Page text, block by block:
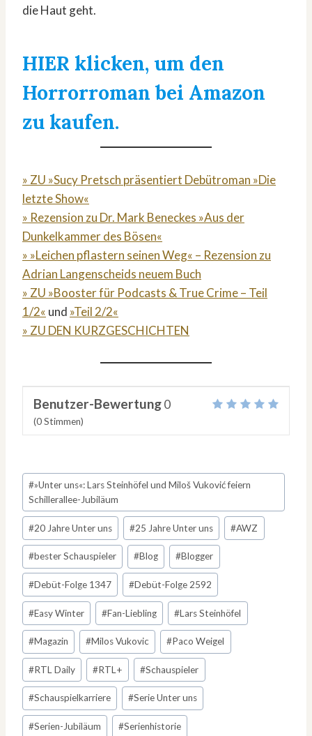
die Haut geht.
HIER klicken, um den
Horrorroman bei Amazon
zu kaufen.
» ZU »Sucy Pretsch präsentiert Debütroman »Die
letzte Show«
» Rezension zu Dr. Mark Beneckes »Aus der
Dunkelkammer des Bösen«
» »Leichen pflastern seinen Weg« – Rezension zu
Adrian Langenscheids neuem Buch
» ZU »Booster für Podcasts & True Crime – Teil
1/2« und »Teil 2/2«
» ZU DEN KURZGESCHICHTEN
Benutzer-Bewertung0
(0Stimmen)
Schlagworte:
#»Unter uns«: Lars Steinhöfel und Miloš Vuković feiern
Schillerallee-Jubiläum
#20 Jahre Unter uns #25 Jahre Unter uns #AWZ
#bester Schauspieler #Blog #Blogger
#Debüt-Folge 1347 #Debüt-Folge 2592
#Easy Winter #Fan-Liebling #Lars Steinhöfel
#Magazin #Milos Vukovic #Paco Weigel
#RTL Daily #RTL+ #Schauspieler
#Schauspielkarriere #Serie Unter uns
#Serien-Jubiläum #Serienhistorie